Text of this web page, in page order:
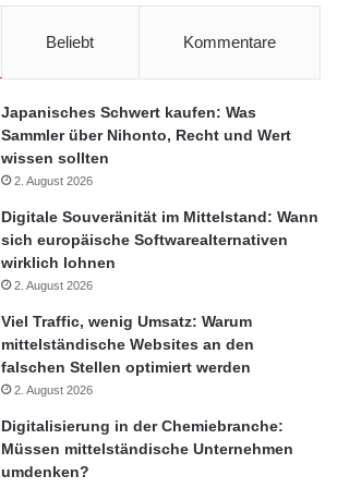
Beliebt Kommentare
Japanisches Schwert kaufen: Was
Sammler über Nihonto, Recht und Wert
wissen sollten
2. August 2026
Digitale Souveränität im Mittelstand: Wann
sich europäische Softwarealternativen
wirklich lohnen
2. August 2026
Viel Traffic, wenig Umsatz: Warum
mittelständische Websites an den
falschen Stellen optimiert werden
2. August 2026
Digitalisierung in der Chemiebranche:
Müssen mittelständische Unternehmen
umdenken?